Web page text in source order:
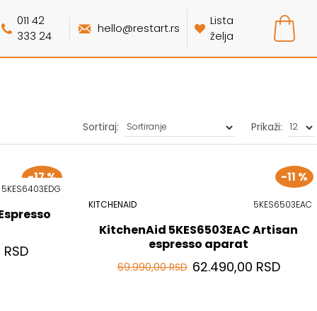
011 42
333 24
hello@restart.rs
Lista
želja
Sortiraj: Prikaži:
-17 %
5KES6403EDG
-11 %
KITCHENAID 5KES6503EAC
KitchenAid 5KES6503EAC Artisan
espresso aparat
62.490,00 RSD
69.990,00 RSD